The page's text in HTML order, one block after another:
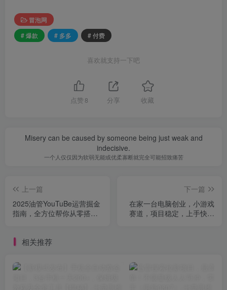
冒泡网
# 爆款
# 多多 # 付费
喜欢就支持一下吧
点赞 8 分享 收藏
Misery can be caused by someone being just weak and
indecisive.
一个人仅仅因为软弱无能或优柔寡断就完全可能招致痛苦
上一篇
2025油管YouTuBe运营掘金
指南，全方位帮你从零搭建
下一篇
在家一台电脑创业，小游戏
赛道，项目稳定，上手快门
相关推荐